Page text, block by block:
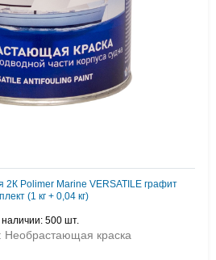
2К Polimer Marine VERSATILE графит
(1 кг + 0,04 кг)
наличии: 500 шт.
Необрастающая краска